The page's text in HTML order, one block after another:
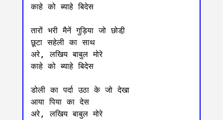
काहे को ब्याहे बिदेस
तारों भरी मैनें गुड़िया जो छोडी़
छूटा सहेली का साथ
अरे, लखिय बाबुल मोरे
काहे को ब्याहे बिदेस
डोली का पर्दा उठा के जो देखा
आया पिया का देस
अरे, लखिय बाबुल मोरे